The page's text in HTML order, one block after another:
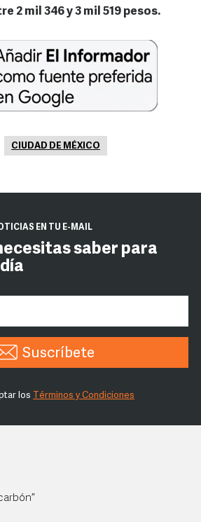
2 mil 346 y 3 mil 519 pesos.
CIUDAD DE MÉXICO
EN TU E-MAIL
saber para
Suscríbete
los Términos y Condiciones